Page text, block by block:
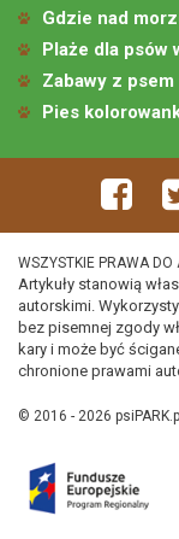
Gdzie nad
Plaże dla psów
Zabawy z psem
Pies
WSZYSTKIE PRAWA
Artykuły stanowią
autorskimi.
bez pisemnej zgody
kary i może być
chronione prawami
© 2016 - 2026 psiPARK.pl